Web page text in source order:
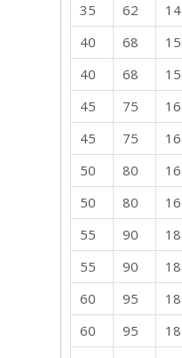
35
62 14
40
68 15
40
68 15
45
75 16
45
75 16
50
80 16
50
80 16
55
90 18
55
90 18
60
95 18
60
95 18